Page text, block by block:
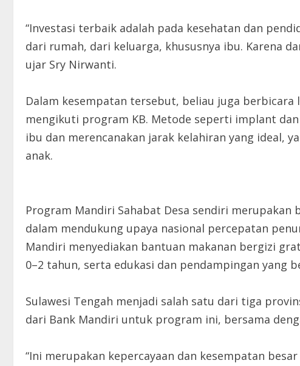
“Investasi terbaik adalah pada kesehatan dan
dari rumah, dari keluarga, khususnya ibu. Karena
ujar Sry Nirwanti.
Dalam kesempatan tersebut, beliau juga
mengikuti program KB. Metode seperti implant
ibu dan merencanakan jarak kelahiran yang ideal,
anak.
Program Mandiri Sahabat Desa sendiri
dalam mendukung upaya nasional percepatan
Mandiri menyediakan bantuan makanan bergizi
0–2 tahun, serta edukasi dan pendampingan yang
Sulawesi Tengah menjadi salah satu dari tiga
dari Bank Mandiri untuk program ini, bersama
“Ini merupakan kepercayaan dan kesempatan